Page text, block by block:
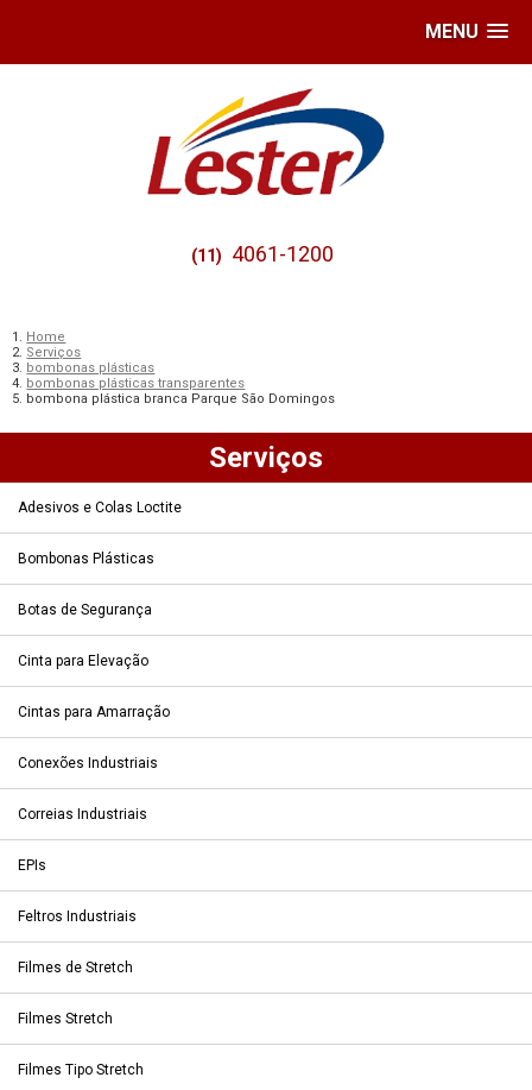
MENU
(11) 4061-1200
Home
Serviços
bombonas plásticas
bombonas plásticas transparentes
bombona plástica branca Parque São Domingos
Serviços
Adesivos e Colas Loctite
Bombonas Plásticas
Botas de Segurança
Cinta para Elevação
Cintas para Amarração
Conexões Industriais
Correias Industriais
EPIs
Feltros Industriais
Filmes de Stretch
Filmes Stretch
Filmes Tipo Stretch